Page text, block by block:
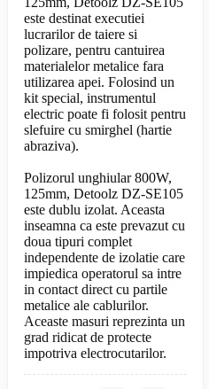
este destinat executiei
lucrarilor de taiere si
polizare, pentru cantuirea
materialelor metalice fara
utilizarea apei. Folosind un
kit special, instrumentul
electric poate fi folosit pentru
slefuire cu smirghel (hartie
abraziva).
Polizorul unghiular 800W,
125mm, Detoolz DZ-SE105
este dublu izolat. Aceasta
inseamna ca este prevazut cu
doua tipuri complet
independente de izolatie care
impiedica operatorul sa intre
in contact direct cu partile
metalice ale cablurilor.
Aceaste masuri reprezinta un
grad ridicat de protecte